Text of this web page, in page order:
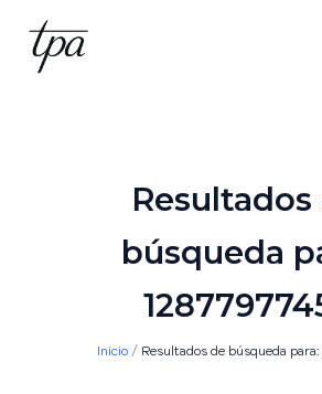
contenido
Resultados
búsqueda
Inicio Resultados de búsqueda para: